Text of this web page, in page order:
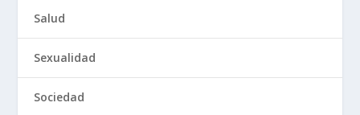
Salud
Sexualidad
Sociedad